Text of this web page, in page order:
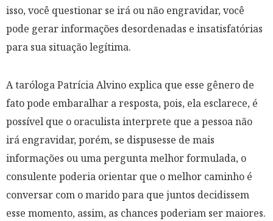
isso, você questionar se irá ou não engravidar, você
pode gerar informações desordenadas e insatisfatórias
para sua situação legítima.
A taróloga Patrícia Alvino explica que esse gênero de
fato pode embaralhar a resposta, pois, ela esclarece, é
possível que o oraculista interprete que a pessoa não
irá engravidar, porém, se dispusesse de mais
informações ou uma pergunta melhor formulada, o
consulente poderia orientar que o melhor caminho é
conversar com o marido para que juntos decidissem
esse momento, assim, as chances poderiam ser maiores.